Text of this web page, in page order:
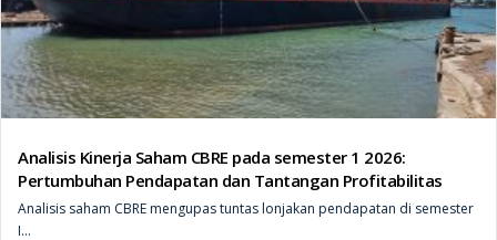
Analisis Kinerja Saham CBRE pada semester 1 2026:
Pertumbuhan Pendapatan dan Tantangan Profitabilitas
Analisis saham CBRE mengupas tuntas lonjakan pendapatan di semester
I...